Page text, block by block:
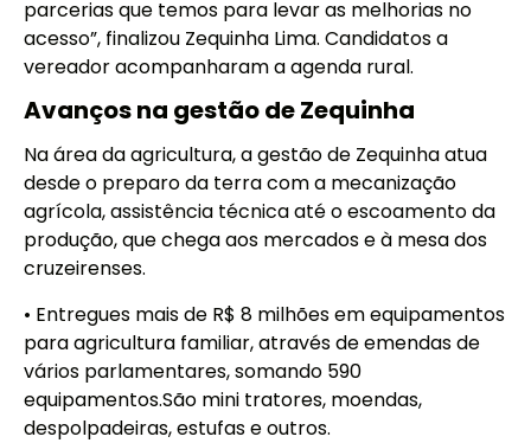
parcerias que temos para levar as melhorias no
acesso”, finalizou Zequinha Lima. Candidatos a
vereador acompanharam a agenda rural.
Avanços na gestão de Zequinha
Na área da agricultura, a gestão de Zequinha atua
desde o preparo da terra com a mecanização
agrícola, assistência técnica até o escoamento da
produção, que chega aos mercados e à mesa dos
cruzeirenses.
• Entregues mais de R$ 8 milhões em equipamentos
para agricultura familiar, através de emendas de
vários parlamentares, somando 590
equipamentos.São mini tratores, moendas,
despolpadeiras, estufas e outros.